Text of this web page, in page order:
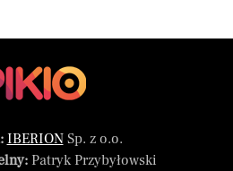
IBERIONSp. z o.o.
Patryk Przybyłowski